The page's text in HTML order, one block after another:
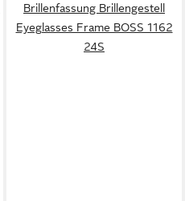
Brillenfassung Brillengestell
Eyeglasses Frame BOSS 1162
24S